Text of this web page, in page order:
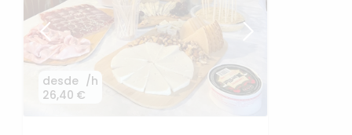
desde
26,40 €
/h